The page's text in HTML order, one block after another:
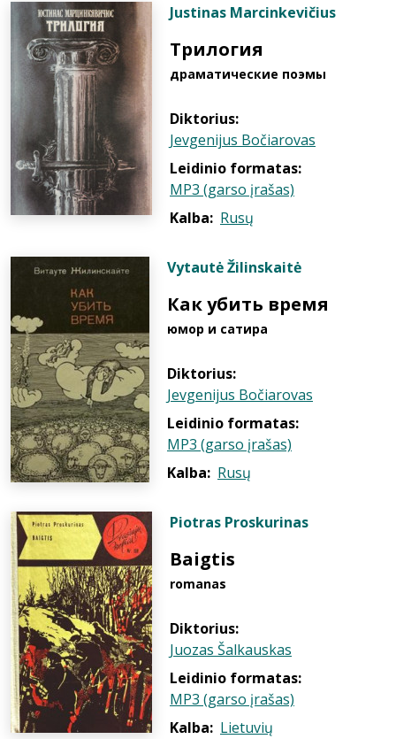
Justinas Marcinkevičius
Трилогия
драматические поэмы
Diktorius:
Jevgenijus Bočiarovas
Leidinio formatas:
MP3 (garso įrašas)
Kalba: Rusų
Vytautė Žilinskaitė
Как убить время
юмор и сатира
Diktorius:
Jevgenijus Bočiarovas
Leidinio formatas:
MP3 (garso įrašas)
Kalba: Rusų
Piotras Proskurinas
Baigtis
romanas
Diktorius:
Juozas Šalkauskas
Leidinio formatas:
MP3 (garso įrašas)
Kalba: Lietuvių